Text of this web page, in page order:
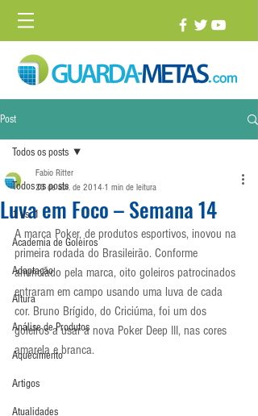
Post
Todos os posts
1 vs. 1
Academia de Goleiros
Adaptação
Altura
Análise de Produtos
Aquecimento
Artigos
Atualidades
Todos os posts
Luva em Foco – Semana 14
Fabio Ritter
23 de abr. de 2014 1 min de leitura
A marca Poker, de produtos esportivos, inovou na
primeira rodada do Brasileirão. Conforme
anunciado pela marca, oito goleiros patrocinados
entraram em campo usando uma luva de cada
cor. Bruno Brígido, do Criciúma, foi um dos
goleiros a usar a nova Poker Deep III, nas cores
amarela e branca.